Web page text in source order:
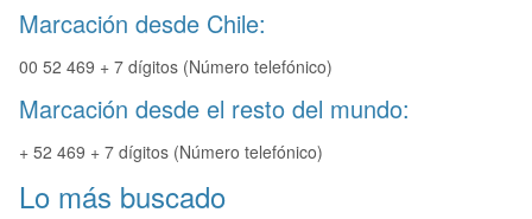
Marcación desde Chile:
00 52 469 + 7 dígitos (Número telefónico)
Marcación desde el resto del mundo:
+ 52 469 + 7 dígitos (Número telefónico)
Lo más buscado